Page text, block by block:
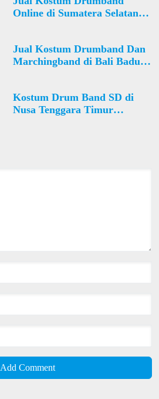
Online di Sumatera Selatan
Jual Kostum Drumband Dan
Marchingband di Bali Badung
Kostum Drum Band SD di
Nusa Tenggara Timur
Add Comment